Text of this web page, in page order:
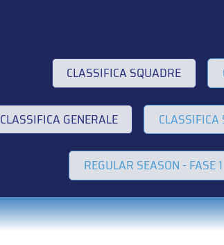
CLASSIFICA SQUADRE
CLASSIFICA GENERALE CLASSIFICA